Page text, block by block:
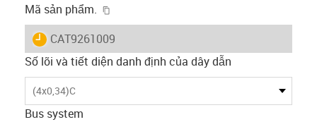
Mã sản phẩm.
igus-icon-lieferzeit
CAT9261009
Số lõi và tiết diện danh định của dây dẫn
(4x0,34)C
Bus system